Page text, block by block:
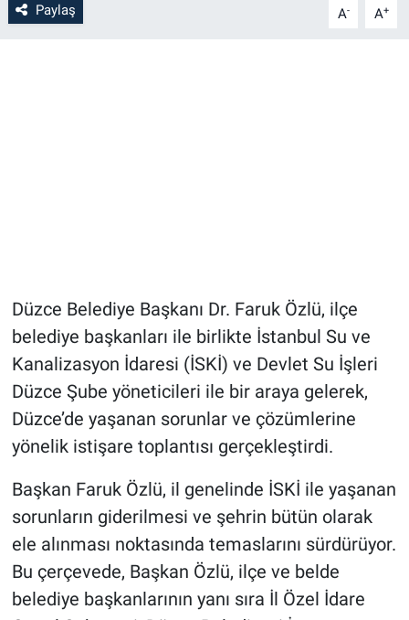
Paylaş A- A+
Düzce Belediye Başkanı Dr. Faruk Özlü, ilçe
belediye başkanları ile birlikte İstanbul Su ve
Kanalizasyon İdaresi (İSKİ) ve Devlet Su İşleri
Düzce Şube yöneticileri ile bir araya gelerek,
Düzce’de yaşanan sorunlar ve çözümlerine
yönelik istişare toplantısı gerçekleştirdi.
Başkan Faruk Özlü, il genelinde İSKİ ile yaşanan
sorunların giderilmesi ve şehrin bütün olarak
ele alınması noktasında temaslarını sürdürüyor.
Bu çerçevede, Başkan Özlü, ilçe ve belde
belediye başkanlarının yanı sıra İl Özel İdare